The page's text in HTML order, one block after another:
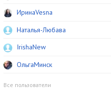
ИринаVesna
Наталья-Любава
IrishaNew
ОльгаМинск
Все пользователи